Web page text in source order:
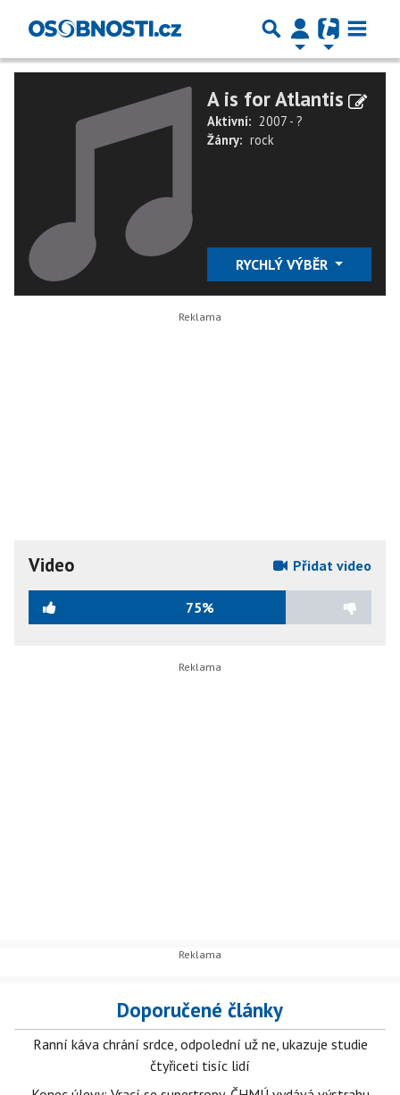
A is for Atlantis
Aktivní: 2007 - ?
Žánry: rock
RYCHLÝ VÝBĚR
Video Přidat video
75%
Doporučené články
Ranní káva chrání srdce, odpolední už ne, ukazuje studie
čtyřiceti tisíc lidí